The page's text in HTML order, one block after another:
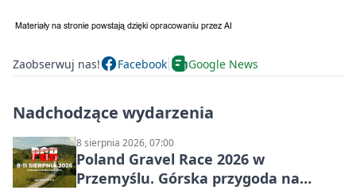
Zaobserwuj nas! Facebook Google News
Nadchodzące wydarzenia
8 sierpnia 2026, 07:00
Poland Gravel Race 2026 w
Przemyślu. Górska przygoda na